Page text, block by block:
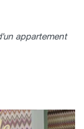
appartement